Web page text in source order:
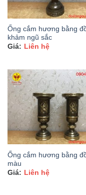
Ống cắm hương bằng
khảm ngũ sắc
Liên hệ
Ống cắm hương bằng
màu
Liên hệ